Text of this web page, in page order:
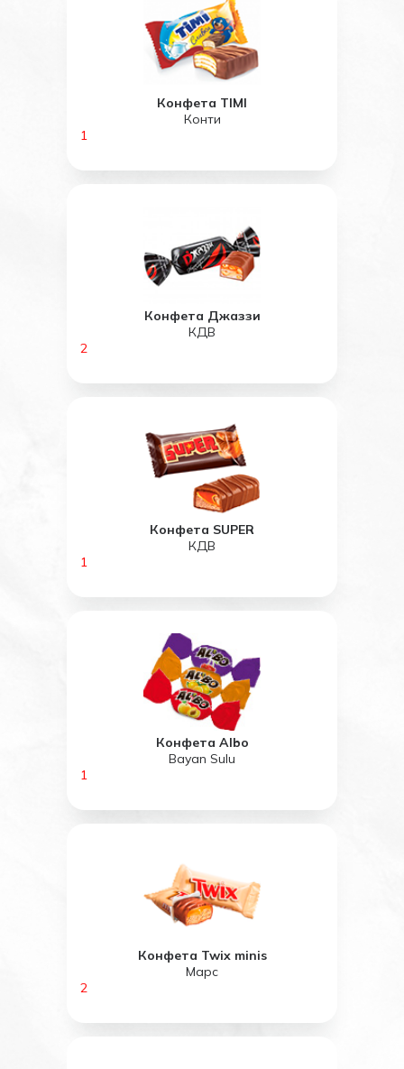
Конфета TIMI
Конти
1
Конфета Джаззи
КДВ
2
Конфета SUPER
КДВ
1
Конфета Albo
Bayan Sulu
1
Конфета Twix minis
Марс
2